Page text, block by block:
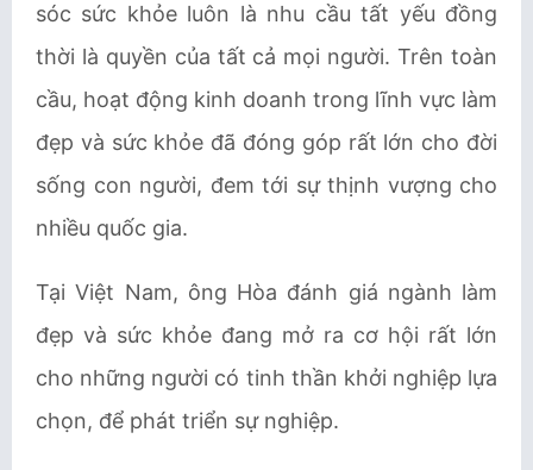
sóc sức khỏe luôn là nhu cầu tất yếu đồng
thời là quyền của tất cả mọi người. Trên toàn
cầu, hoạt động kinh doanh trong lĩnh vực làm
đẹp và sức khỏe đã đóng góp rất lớn cho đời
sống con người, đem tới sự thịnh vượng cho
nhiều quốc gia.
Tại Việt Nam, ông Hòa đánh giá ngành làm
đẹp và sức khỏe đang mở ra cơ hội rất lớn
cho những người có tinh thần khởi nghiệp lựa
chọn, để phát triển sự nghiệp.